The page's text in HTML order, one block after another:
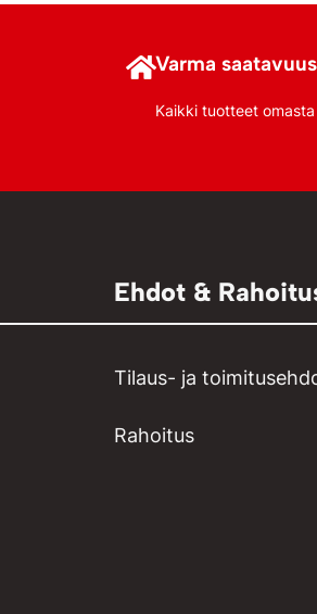
Varma saatavuus
Kaikki tuotteet
Ehdot &
Tilaus- ja
Rahoitus